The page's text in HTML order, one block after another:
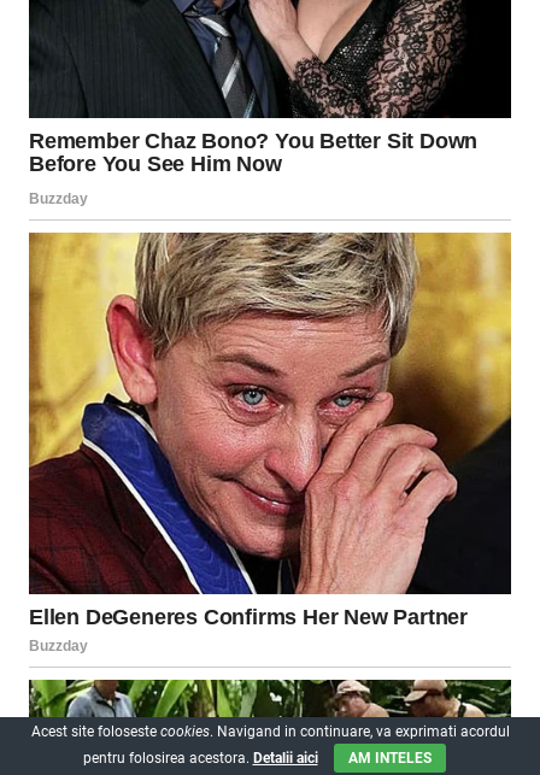
Acest site foloseste cookies. Navigand in continuare, va exprimati acordul
pentru folosirea acestora. Detalii aici AM INTELES